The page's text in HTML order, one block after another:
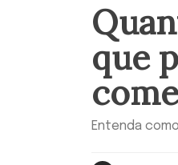
que
Entenda